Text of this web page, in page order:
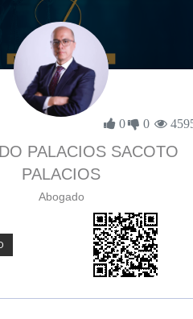
0 0
PALACIOS SACOTO
PALACIOS
Abogado